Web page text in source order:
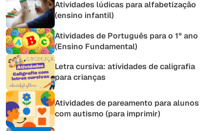
Atividades lúdicas para alfabetização
(ensino infantil)
Atividades de Português para o 1º ano
(Ensino Fundamental)
Letra cursiva: atividades de caligrafia
para crianças
Atividades de pareamento para alunos
com autismo (para imprimir)